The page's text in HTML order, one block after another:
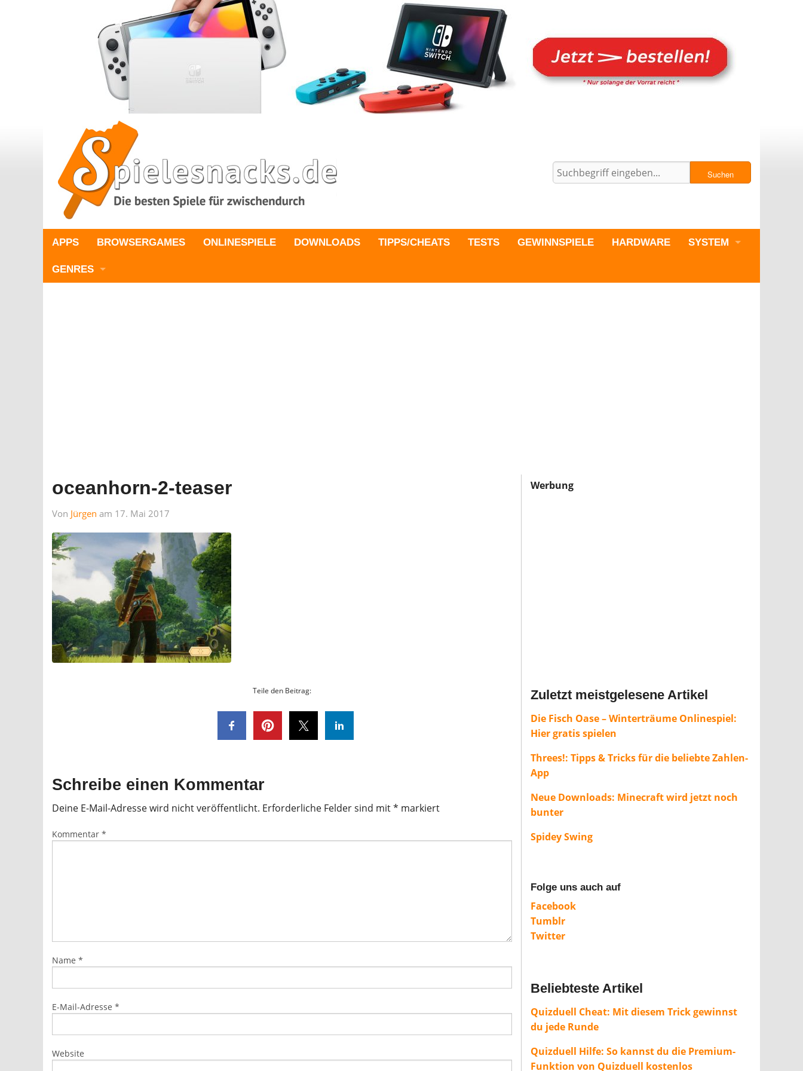
Suchen
APPS BROWSERGAMES ONLINESPIELE DOWNLOADS TIPPS/CHEATS TESTS GEWINNSPIELE HARDWARE SYSTEM
GENRES
oceanhorn-2-teaser
Von Jürgen am 17. Mai 2017
Teile den Beitrag:
Schreibe einen Kommentar
Deine E-Mail-Adresse wird nicht veröffentlicht. Erforderliche Felder sind mit* markiert
Kommentar *
Name *
E-Mail-Adresse *
Website
Werbung
Zuletzt meistgelesene Artikel
Die Fisch Oase – Winterträume Onlinespiel:
Hier gratis spielen
Threes!: Tipps & Tricks für die beliebte Zahlen-
App
Neue Downloads: Minecraft wird jetzt noch
bunter
Spidey Swing
Folge uns auch auf
Facebook
Tumblr
Twitter
Beliebteste Artikel
Quizduell Cheat: Mit diesem Trick gewinnst
du jede Runde
Quizduell Hilfe: So kannst du die Premium-
Funktion von Quizduell kostenlos